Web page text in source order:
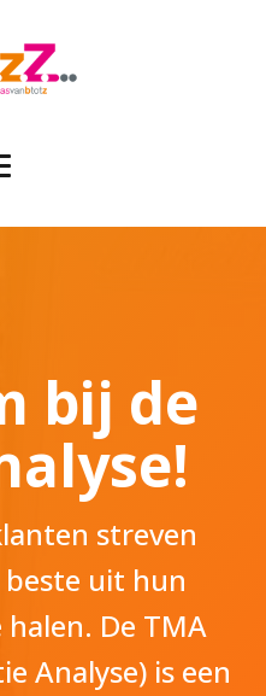
bij de
streven
uit hun
De TMA
Analyse) is een